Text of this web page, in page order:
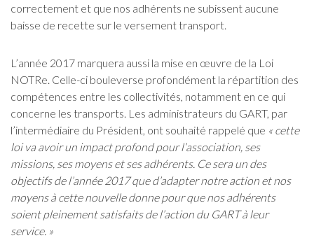
correctement et que nos adhérents ne subissent aucune
baisse de recette sur le versement transport.
L’année 2017 marquera aussi la mise en œuvre de la Loi
NOTRe. Celle-ci bouleverse profondément la répartition des
compétences entre les collectivités, notamment en ce qui
concerne les transports. Les administrateurs du GART, par
l’intermédiaire du Président, ont souhaité rappelé que « cette
loi va avoir un impact profond pour l’association, ses
missions, ses moyens et ses adhérents. Ce sera un des
objectifs de l’année 2017 que d’adapter notre action et nos
moyens à cette nouvelle donne pour que nos adhérents
soient pleinement satisfaits de l’action du GART à leur
service. »